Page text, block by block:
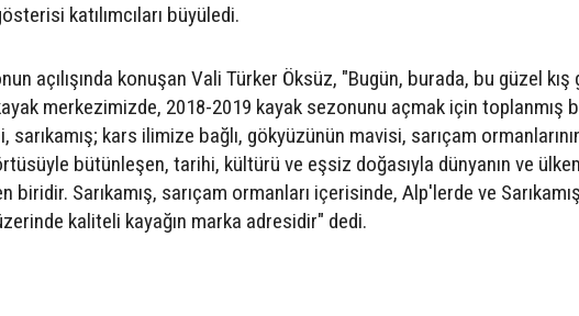
katılımcıları büyüledi.
açılışında konuşan Vali Türker Öksüz, "Bugün, burada, bu güzel kış
merkezimizde, 2018-2019 kayak sezonunu açmak için toplanmış
sarıkamış; kars ilimize bağlı, gökyüzünün mavisi, sarıçam
bütünleşen, tarihi, kültürü ve eşsiz doğasıyla dünyanın ve
biridir. Sarıkamış, sarıçam ormanları içerisinde, Alp'lerde ve
kaliteli kayağın marka adresidir" dedi.